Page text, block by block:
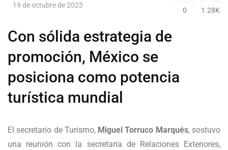
19 de octubre de 2023
0 1.28K
Con sólida estrategia de
promoción, México se
posiciona como potencia
turística mundial
El secretario de Turismo, Miguel Torruco Marqués, sostuvo
una reunión con la secretaria de Relaciones Exteriores,